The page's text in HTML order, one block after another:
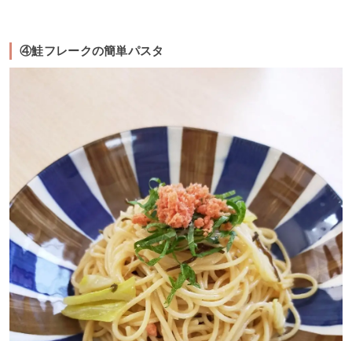
④鮭フレークの簡単パスタ